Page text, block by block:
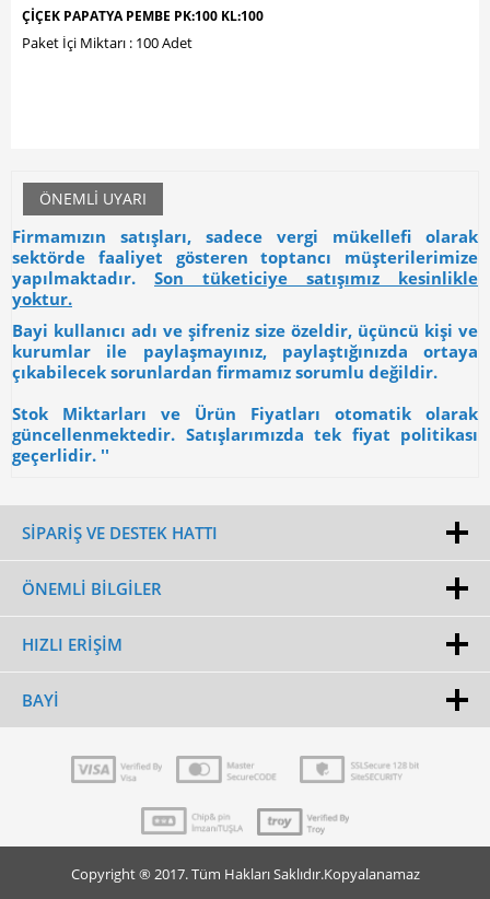
ÇİÇEK PAPATYA PEMBE PK:100 KL:100
Paket İçi Miktarı : 100 Adet
ÖNEMLI UYARI
Firmamızın satışları, sadece vergi mükellefi olarak
sektörde faaliyet gösteren toptancı müşterilerimize
yapılmaktadır. Son tüketiciye satışımız kesinlikle
yoktur.
Bayi kullanıcı adı ve şifreniz size özeldir, üçüncü kişi ve
kurumlar ile paylaşmayınız, paylaştığınızda ortaya
çıkabilecek sorunlardan firmamız sorumlu değildir.
Stok Miktarları ve Ürün Fiyatları otomatik olarak
güncellenmektedir. Satışlarımızda tek fiyat politikası
geçerlidir. ''
SİPARİŞ VE DESTEK HATTI
ÖNEMLI BILGILER
HIZLI ERIŞIM
BAYI
Copyright ® 2017. Tüm Hakları Saklıdır.Kopyalanamaz